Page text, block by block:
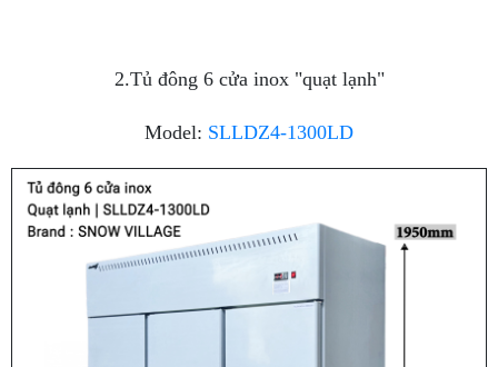
2.Tủ đông 6 cửa inox "quạt lạnh"
Model: SLLDZ4-1300LD